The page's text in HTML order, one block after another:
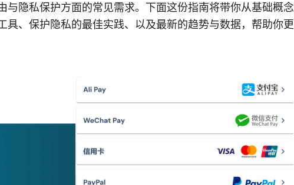
与隐私保护方面的常见需求。下面这份指南将带你从基础概念
具、保护隐私的最佳实践、以及最新的趋势与数据，帮助你更